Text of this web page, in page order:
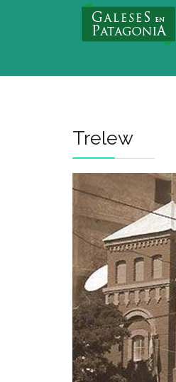
Nuevo Usuario
Trelew